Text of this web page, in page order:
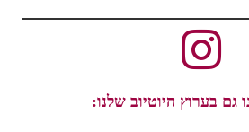
גם בערוץ היוטיוב שלנו: